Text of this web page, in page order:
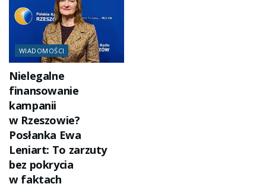
WIADOMOŚCI
Nielegalne
finansowanie
kampanii
w Rzeszowie?
Posłanka Ewa
Leniart: To zarzuty
bez pokrycia
w faktach